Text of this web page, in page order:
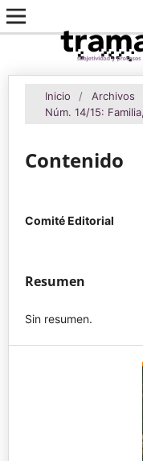
Inicio / Archivos
Núm. 14/15:
Contenido
Comité Editorial
Resumen
Sin resumen.